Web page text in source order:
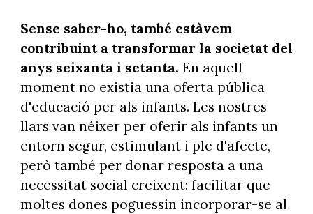
Sense saber-ho, també estàvem
contribuint a transformar la societat del
anys seixanta i setanta. En aquell
moment no existia una oferta pública
d'educació per als infants. Les nostres
llars van néixer per oferir als infants un
entorn segur, estimulant i ple d'afecte,
però també per donar resposta a una
necessitat social creixent: facilitar que
moltes dones poguessin incorporar-se al